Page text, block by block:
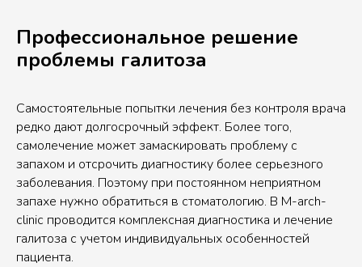
Профессиональное решение
проблемы галитоза
Самостоятельные попытки лечения без контроля врача
редко дают долгосрочный эффект. Более того,
самолечение может замаскировать проблему с
запахом и отсрочить диагностику более серьезного
заболевания. Поэтому при постоянном неприятном
запахе нужно обратиться в стоматологию. В M-arch-
clinic проводится комплексная диагностика и лечение
галитоза с учетом индивидуальных особенностей
пациента.